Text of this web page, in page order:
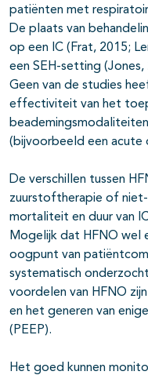
patiënten met
De plaats van
op een IC (Frat, 2015;
een SEH-setting
Geen van de studies
effectiviteit van het
(bijvoorbeeld een acute
De verschillen tussen
zuurstoftherapie of
mortaliteit en duur van
Mogelijk dat HFNO wel
oogpunt van
systematisch
voordelen van HFNO
en het generen van enige
(PEEP).
Het goed kunnen